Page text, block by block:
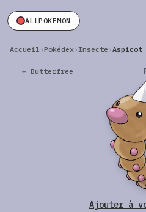
ALLPOKEMON
Accueil ›Pokédex›Insecte ›Aspicot
← Butterfree
Ajouter à